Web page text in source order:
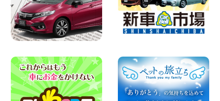
お引越しに便利で最適!(禁煙車両) 香川県
坂出川津店
100円レンタカー 坂出川津
2026年08月07日
【カーシェアのレンタカーが2台になりま
100円レンタカー 各務原那加
2026年08月06日
空き有ります!!コンパクトSUV 軽 ミニバ
ン 軽トラ 車種多数!!関東圏必見♪ 東京都
町田根岸店